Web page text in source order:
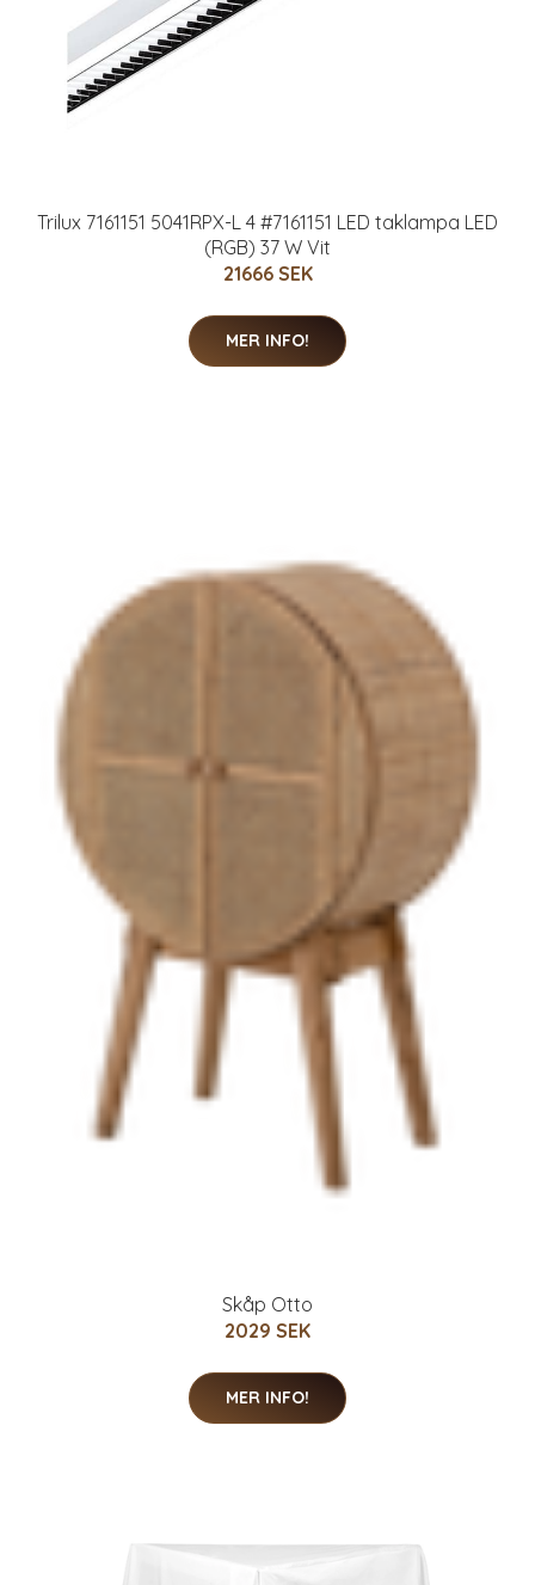
Trilux 7161151 5041RPX-L 4 #7161151 LED taklampa LED
(RGB) 37 W Vit
21666 SEK
MER INFO!
Skåp Otto
2029 SEK
MER INFO!